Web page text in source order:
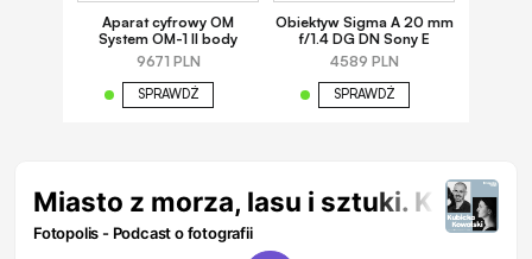
Aparat cyfrowy OM
System OM-1 II body
9671 PLN
SPRAWDŹ
Obiektyw Sigma A 20 mm
f/1.4 DG DN Sony E
4589 PLN
SPRAWDŹ